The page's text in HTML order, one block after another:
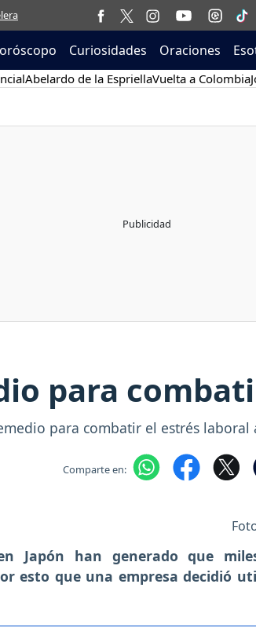
Curiosidades Oraciones
Abelardo de la EspriellaVuelta a Colombia
para
para combatir el estrés
Comparte en:
Japón han generado que
esto que una empresa decidió